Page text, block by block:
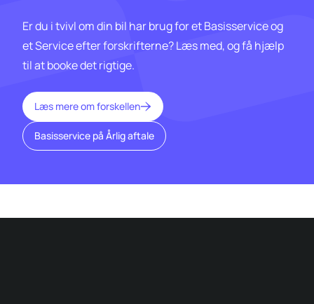
Er du i tvivl om din bil har brug for et Basisservice og
et Service efter forskrifterne? Læs med, og få hjælp
til at booke det rigtige.
Læs mere om forskellen
Basisservice på Årlig aftale